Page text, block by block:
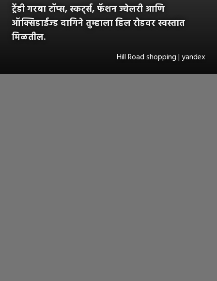
ट्रेंडी गरबा टॉप्स, स्कर्ट्स, फॅशन ज्वेलरी आणि
ऑक्सिडाईज्ड दागिने तुम्हाला हिल रोडवर स्वस्तात
मिळतील.
Hill Road shopping | yandex